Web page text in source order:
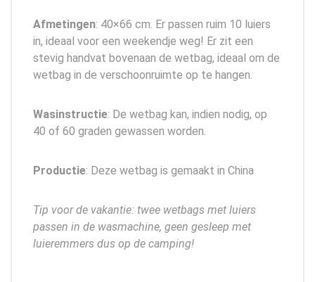
Afmetingen: 40×66 cm. Er passen ruim 10 luiers
in, ideaal voor een weekendje weg! Er zit een
stevig handvat bovenaan de wetbag, ideaal om de
wetbag in de verschoonruimte op te hangen.
Wasinstructie: De wetbag kan, indien nodig, op
40 of 60 graden gewassen worden.
Productie: Deze wetbag is gemaakt in China
Tip voor de vakantie: twee wetbags met luiers
passen in de wasmachine, geen gesleep met
luieremmers dus op de camping!